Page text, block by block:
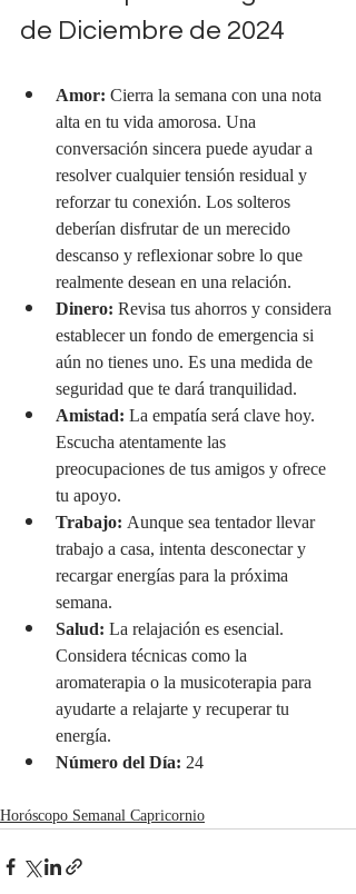
de Diciembre de 2024
Amor: Cierra la semana con una nota
alta en tu vida amorosa. Una
conversación sincera puede ayudar a
resolver cualquier tensión residual y
reforzar tu conexión. Los solteros
deberían disfrutar de un merecido
descanso y reflexionar sobre lo que
realmente desean en una relación.
Dinero: Revisa tus ahorros y considera
establecer un fondo de emergencia si
aún no tienes uno. Es una medida de
seguridad que te dará tranquilidad.
Amistad: La empatía será clave hoy.
Escucha atentamente las
preocupaciones de tus amigos y ofrece
tu apoyo.
Trabajo: Aunque sea tentador llevar
trabajo a casa, intenta desconectar y
recargar energías para la próxima
semana.
Salud: La relajación es esencial.
Considera técnicas como la
aromaterapia o la musicoterapia para
ayudarte a relajarte y recuperar tu
energía.
Número del Día: 24
Horóscopo Semanal Capricornio